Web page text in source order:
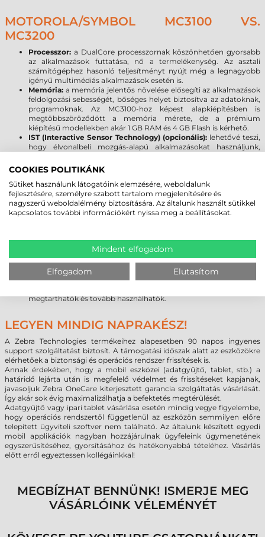
MOTOROLA/SYMBOL MC3100 VS.
MC3200
Processzor: a DualCore processzornak köszönhetően gyorsabb
az alkalmazások futtatása, nő a termelékenység. Az asztali
számítógéphez hasonló teljesítményt nyújt még a legnagyobb
igényű multimédiás alkalmazások esetén is.
Memória: a memória jelentős növelése elősegíti az alkalmazások
feldolgozási sebességét, bőséges helyet biztosítva az adatoknak,
programoknak. Az MC3100-hoz képest alapkiépítésben is
megtöbbszöröződött a memória mérete, de a prémium
kiépítésű modellekben akár 1 GB RAM és 4 GB Flash is kérhető.
IST (Interactive Sensor Technology) (opcionális): lehetővé teszi,
hogy élvonalbeli mozgás-alapú alkalmazásokat használjunk,
a szabadesés eseménynaplózása, valamint hozzáférést a
gyorsulásmérő adataihoz egyedi alkalmazások számára.
Operációs rendszer:a legújabb Microsoft Windows Embedded
Compact 7.0, vagy Jelly Bean Android 4.1 lehetővé teszi, hogy a
programok kihasználják a legújabb fejlesztéseket, beleértve a
fokozott rugalmasságot és a biztonságot.
mellett, megfelel a FIPS 140-2 Level1 kormányzati előírásoknak,
így nő az adatbiztonság, de ennek ellenére nem csökken a
készülék, vagy az applikáció teljesítménye.
Kompatibilitás:a Symbol/Motorola MC3200 kompatibilis a
meglévő MC3000-es sorozat kiegészítőivel, így az új készülék
megtarthatók és tovább használhatók.
LEGYEN MINDIG NAPRAKÉSZ!
A Zebra Technologies termékeihez alapesetben 90 napos ingyenes
support szolgáltatást biztosít. A támogatási időszak alatt az eszközökre
elérhetőek a biztonsági és operációs rendszer frissítések is.
Annak érdekében, hogy a mobil eszközei (adatgyűjtő, tablet, stb.) a
határidő lejárta után is megfelelő védelmet és frissítéseket kapjanak,
javasoljuk Zebra OneCare kiterjesztett garancia szolgáltatás vásárlását.
Így akár sok évig maximalizálhatja a befektetés megtérülését.
Adatgyűjtő vagy ipari tablet vásárlása esetén mindig vegye figyelembe,
hogy operációs rendszertől függetlenül az eszközön semmilyen előre
telepített ügyviteli szoftver nem található. Az általunk készített egyedi
mobil applikációk nagyban hozzájárulnak ügyfeleink ügymenetének
egyszerűsítéséhez, gyorsításához és hatékonyabbá tételéhez. Vásárlás
előtt erről egyeztessen kollégáinkkal!
MEGBÍZHAT BENNÜNK! ISMERJE MEG
VÁSÁRLÓINK VÉLEMÉNYÉT
COOKIES POLITIKÁNK
Sütiket használunk látogatóink elemzésére, weboldalunk
fejlesztésére, személyre szabott tartalom megjelenítésére és
nagyszerű weboldalélmény biztosítására. Az általunk használt sütikkel
kapcsolatos további információkért nyissa meg a beállításokat.
Mindent elfogadom
Elfogadom Elutasítom